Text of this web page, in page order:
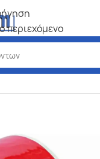
περιεχόμενο
Λιπαντικά